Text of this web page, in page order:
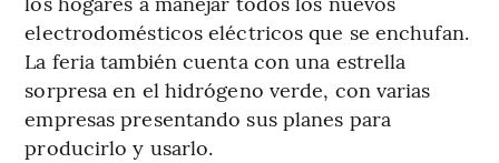
electrodomésticos eléctricos que se enchufan.
La feria también cuenta con una estrella
sorpresa en el hidrógeno verde, con varias
empresas presentando sus planes para
producirlo y usarlo.